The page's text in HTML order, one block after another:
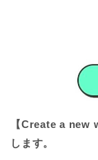
【Create a new
します。